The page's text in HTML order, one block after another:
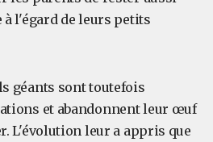
l'égard de leurs petits
géants sont toutefois
et abandonnent leur œuf
L'évolution leur a appris que